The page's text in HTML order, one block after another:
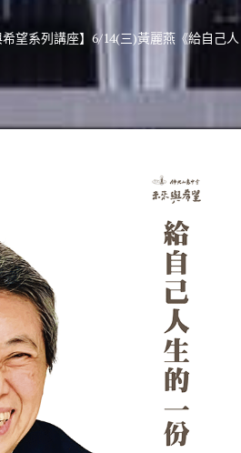
望系列講座】6/14(三)黃麗燕《給自己人